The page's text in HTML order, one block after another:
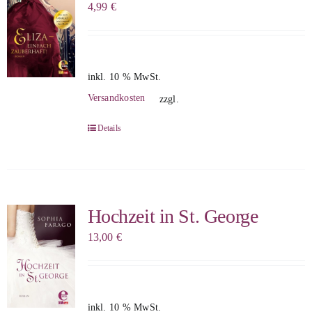
4,99 €
inkl. 10 % MwSt.
zzgl.
Versandkosten
Details
Hochzeit in St. George
13,00 €
inkl. 10 % MwSt.